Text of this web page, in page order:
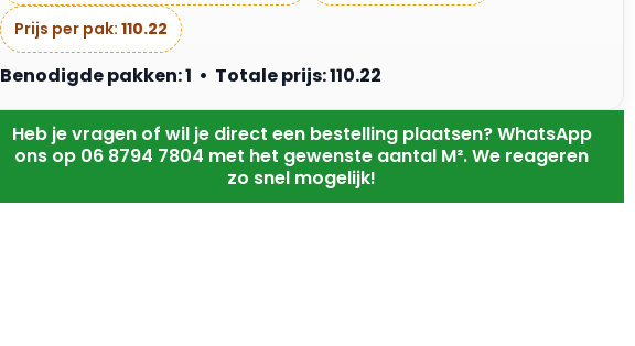
Prijs per pak:110.22
Benodigde pakken: 1 • Totale prijs: 110.22
Heb je vragen of wil je direct een bestelling plaatsen? WhatsApp
ons op 06 8794 7804 met het gewenste aantal M². We reageren
zo snel mogelijk!